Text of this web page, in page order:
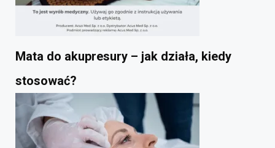
Mata do akupresury – jak działa, kiedy
stosować?